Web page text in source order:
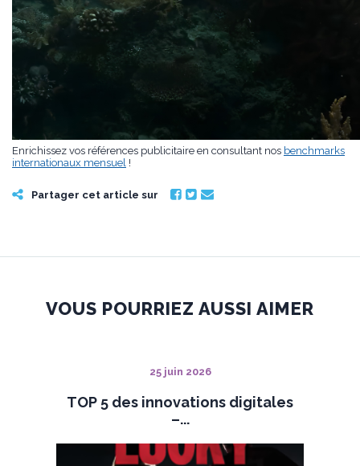
Enrichissez vos références publicitaire en consultant nos benchmarks
internationaux mensuel !
Partager cet article sur
VOUS POURRIEZ AUSSI AIMER
25 juin 2026
TOP 5 des innovations digitales
–...